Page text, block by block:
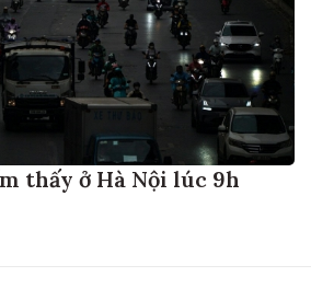
thấy ở Hà Nội lúc 9h